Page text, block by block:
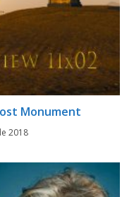
Monument
2018